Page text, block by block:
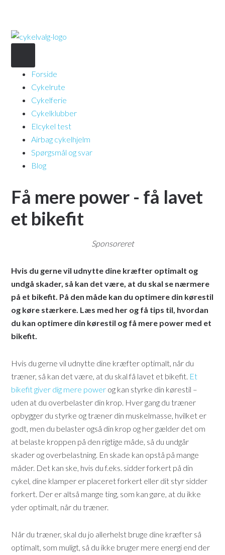
Forside
Cykelrute
Cykelferie
Cykelklubber
Elcykel test
Airbag cykelhjelm
Spørgsmål og svar
Blog
Få mere power - få lavet
et bikefit
Sponsoreret
Hvis du gerne vil udnytte dine kræfter optimalt og
undgå skader, så kan det være, at du skal se nærmere
på et bikefit. På den måde kan du optimere din kørestil
og køre stærkere. Læs med her og få tips til, hvordan
du kan optimere din kørestil og få mere power med et
bikefit.
Hvis du gerne vil udnytte dine kræfter optimalt, når du
træner, så kan det være, at du skal få lavet et bikefit. Et
bikefit giver dig mere power og kan styrke din kørestil –
uden at du overbelaster din krop. Hver gang du træner
opbygger du styrke og træner din muskelmasse, hvilket er
godt, men du belaster også din krop og her gælder det om
at belaste kroppen på den rigtige måde, så du undgår
skader og overbelastning. En skade kan opstå på mange
måder. Det kan ske, hvis du f.eks. sidder forkert på din
cykel, dine klamper er placeret forkert eller dit styr sidder
forkert. Der er altså mange ting, som kan gøre, at du ikke
yder optimalt, når du træner.
Når du træner, skal du jo allerhelst bruge dine kræfter så
optimalt, som muligt, så du ikke bruger mere energi end der